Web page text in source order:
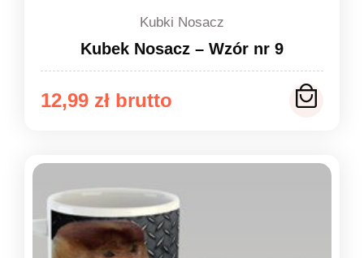
Kubki Nosacz
Kubek Nosacz – Wzór nr 9
12,99 zł